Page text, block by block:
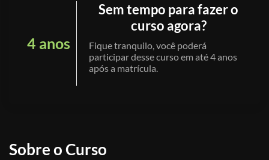
4 anos
Sem tempo para fazer o
curso agora?
Fique tranquilo, você poderá
participar desse curso em até 4 anos
após a matrícula.
Sobre o Curso